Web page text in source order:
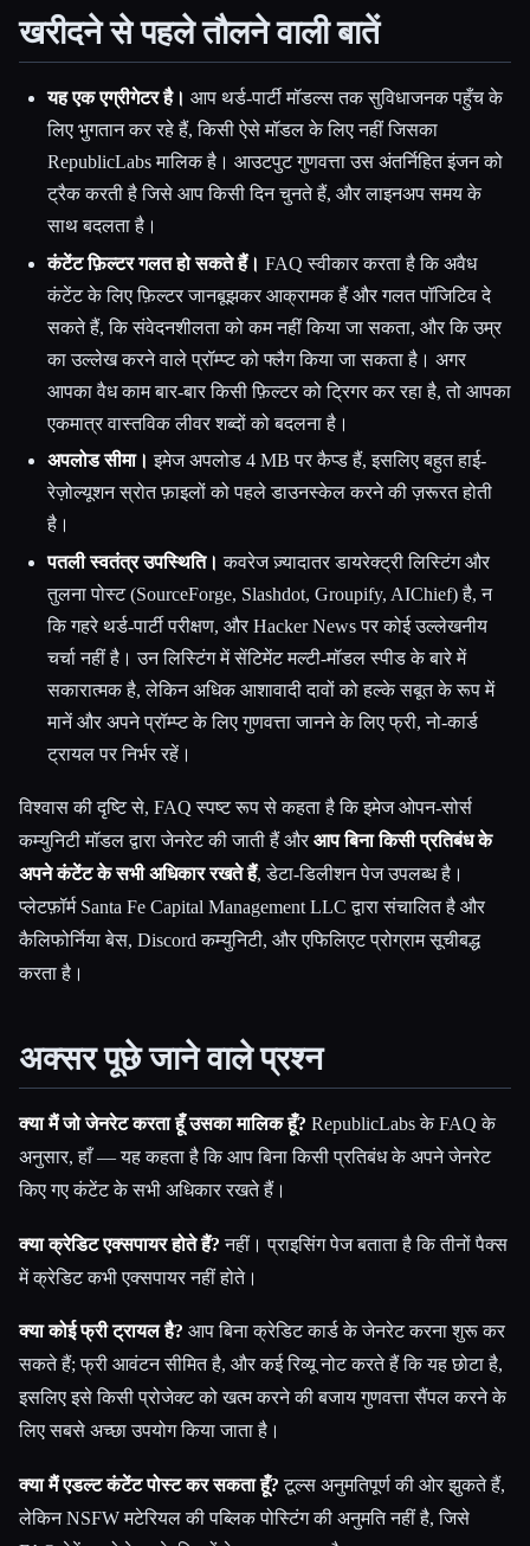
खरीदने से पहले तौलने वाली बातें
यह एक एग्रीगेटर है। आप थर्ड-पार्टी मॉडल्स तक सुविधाजनक पहुँच के
लिए भुगतान कर रहे हैं, किसी ऐसे मॉडल के लिए नहीं जिसका
RepublicLabs मालिक है। आउटपुट गुणवत्ता उस अंतर्निहित इंजन को
ट्रैक करती है जिसे आप किसी दिन चुनते हैं, और लाइनअप समय के
साथ बदलता है।
कंटेंट फ़िल्टर गलत हो सकते हैं। FAQ स्वीकार करता है कि अवैध
कंटेंट के लिए फ़िल्टर जानबूझकर आक्रामक हैं और गलत पॉजिटिव दे
सकते हैं, कि संवेदनशीलता को कम नहीं किया जा सकता, और कि उम्र
का उल्लेख करने वाले प्रॉम्प्ट को फ्लैग किया जा सकता है। अगर
आपका वैध काम बार-बार किसी फ़िल्टर को ट्रिगर कर रहा है, तो आपका
एकमात्र वास्तविक लीवर शब्दों को बदलना है।
अपलोड सीमा। इमेज अपलोड 4 MB पर कैप्ड हैं, इसलिए बहुत हाई-
रेज़ोल्यूशन स्रोत फ़ाइलों को पहले डाउनस्केल करने की ज़रूरत होती
है।
पतली स्वतंत्र उपस्थिति। कवरेज ज़्यादातर डायरेक्ट्री लिस्टिंग और
तुलना पोस्ट (SourceForge, Slashdot, Groupify, AIChief) है, न
कि गहरे थर्ड-पार्टी परीक्षण, और Hacker News पर कोई उल्लेखनीय
चर्चा नहीं है। उन लिस्टिंग में सेंटिमेंट मल्टी-मॉडल स्पीड के बारे में
सकारात्मक है, लेकिन अधिक आशावादी दावों को हल्के सबूत के रूप में
मानें और अपने प्रॉम्प्ट के लिए गुणवत्ता जानने के लिए फ्री, नो-कार्ड
ट्रायल पर निर्भर रहें।
विश्वास की दृष्टि से, FAQ स्पष्ट रूप से कहता है कि इमेज ओपन-सोर्स
कम्युनिटी मॉडल द्वारा जेनरेट की जाती हैं और आप बिना किसी प्रतिबंध के
अपने कंटेंट के सभी अधिकार रखते हैं, डेटा-डिलीशन पेज उपलब्ध है।
प्लेटफ़ॉर्म Santa Fe Capital Management LLC द्वारा संचालित है और
कैलिफोर्निया बेस, Discord कम्युनिटी, और एफिलिएट प्रोग्राम सूचीबद्ध
करता है।
अक्सर पूछे जाने वाले प्रश्न
क्या मैं जो जेनरेट करता हूँ उसका मालिक हूँ? RepublicLabs के FAQ के
अनुसार, हाँ — यह कहता है कि आप बिना किसी प्रतिबंध के अपने जेनरेट
किए गए कंटेंट के सभी अधिकार रखते हैं।
क्या क्रेडिट एक्सपायर होते हैं? नहीं। प्राइसिंग पेज बताता है कि तीनों पैक्स
में क्रेडिट कभी एक्सपायर नहीं होते।
क्या कोई फ्री ट्रायल है? आप बिना क्रेडिट कार्ड के जेनरेट करना शुरू कर
सकते हैं; फ्री आवंटन सीमित है, और कई रिव्यू नोट करते हैं कि यह छोटा है,
इसलिए इसे किसी प्रोजेक्ट को खत्म करने की बजाय गुणवत्ता सैंपल करने के
लिए सबसे अच्छा उपयोग किया जाता है।
क्या मैं एडल्ट कंटेंट पोस्ट कर सकता हूँ? टूल्स अनुमतिपूर्ण की ओर झुकते हैं,
लेकिन NSFW मटेरियल की पब्लिक पोस्टिंग की अनुमति नहीं है, जिसे